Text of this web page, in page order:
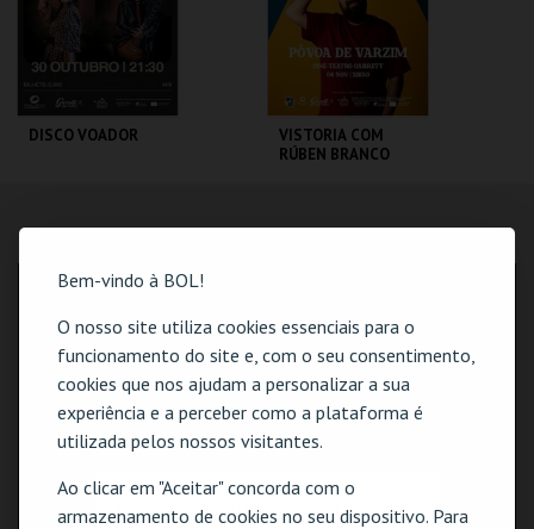
Bem-vindo à BOL!
O nosso site utiliza cookies essenciais para o
funcionamento do site e, com o seu consentimento,
cookies que nos ajudam a personalizar a sua
experiência e a perceber como a plataforma é
utilizada pelos nossos visitantes.
Ao clicar em "Aceitar" concorda com o
armazenamento de cookies no seu dispositivo. Para
COMPRAR
DISCO VOADOR
GARRETT
MAIS INFO
COMPRAR
VISTORIA COM
RÚBEN BRANCO
GARRETT
MORADA
Rua José Malgueira, 1-15
4490-647 Póvoa de Varzim
N: 41º22'48"
W: 08º45'54"
O evento escolhido não está disponível